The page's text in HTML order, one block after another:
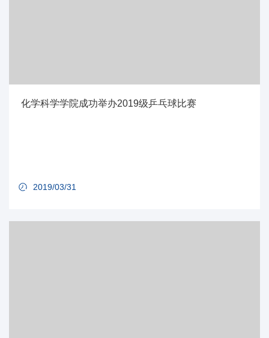
化学科学学院成功举办2019级乒乓球比赛
2019/03/31